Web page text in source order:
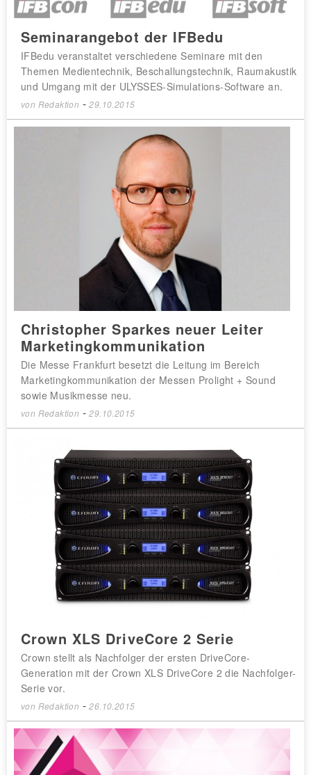
Seminarangebot der IFBedu
IFBedu veranstaltet verschiedene Seminare mit den
Themen Medientechnik, Beschallungstechnik, Raumakustik
und Umgang mit der ULYSSES-Simulations-Software an.
von Redaktion -29.10.2015
Christopher Sparkes neuer Leiter
Marketingkommunikation
Die Messe Frankfurt besetzt die Leitung im Bereich
Marketingkommunikation der Messen Prolight + Sound
sowie Musikmesse neu.
von Redaktion -29.10.2015
Crown XLS DriveCore 2 Serie
Crown stellt als Nachfolger der ersten DriveCore-
Generation mit der Crown XLS DriveCore 2 die Nachfolger-
Serie vor.
von Redaktion -26.10.2015